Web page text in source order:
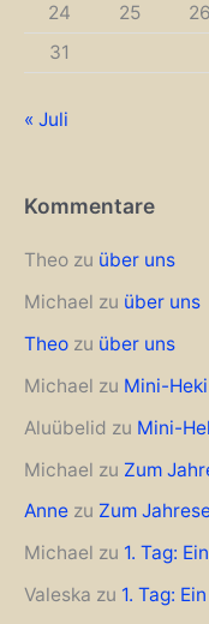
24
25 26
31
« Juli
Kommentare
Theo zu über uns
Michael zu über uns
Theo zu über uns
Michael zu Mini-
Aluübelid zu Mini-
Michael zu Zum
Anne zu Zum
Michael zu 1. Tag:
Valeska zu 1. Tag: